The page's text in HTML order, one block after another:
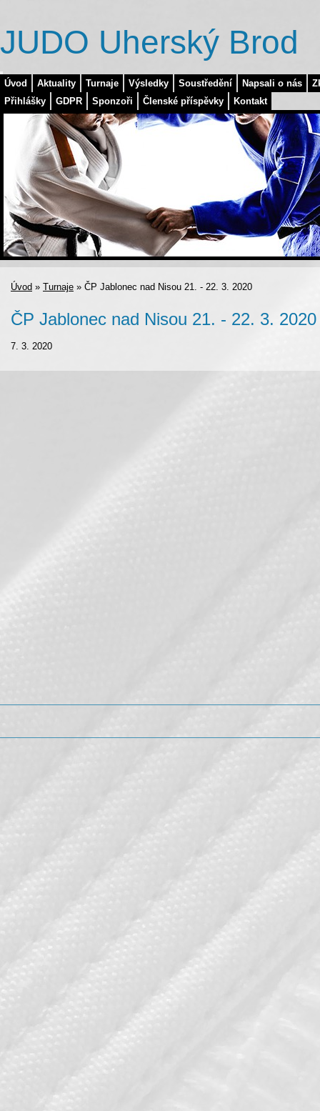
Úvod Aktuality Turnaje Výsledky Soustředění Napsali o nás
Přihlášky
GDPR Sponzoři Členské příspěvky Kontakt
JUDO Uherský Brod
Úvod » Turnaje » ČP Jablonec nad Nisou 21. - 22. 3. 2020
ČP Jablonec nad Nisou 21. - 22. 3. 2020
7. 3. 2020